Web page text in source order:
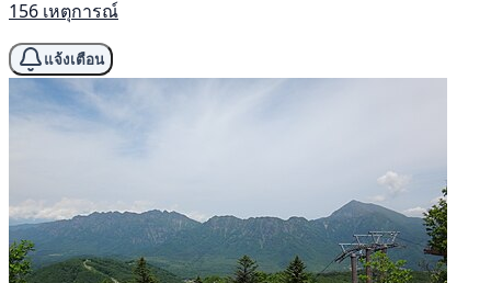
156 เหตุการณ์
แจ้งเตือน